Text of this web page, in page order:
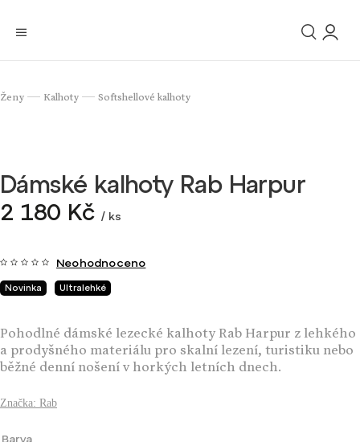
Ženy / Kalhoty / Softshellové kalhoty
Dámské kalhoty Rab Harpur
2 180 Kč / ks
Novinka Ultralehké
Neohodnoceno
Pohodlné dámské lezecké kalhoty Rab Harpur z lehkého
a prodyšného materiálu pro skalní lezení, turistiku nebo
běžné denní nošení v horkých letních dnech.
Značka: Rab
Barva